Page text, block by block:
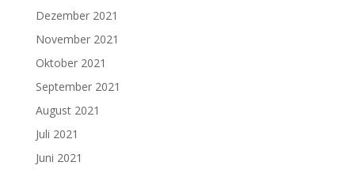
Dezember 2021
November 2021
Oktober 2021
September 2021
August 2021
Juli 2021
Juni 2021